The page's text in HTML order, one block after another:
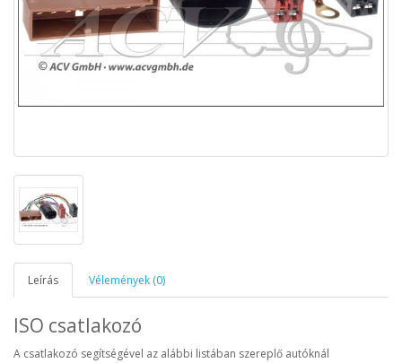
Leírás Vélemények (0)
ISO csatlakozó
A csatlakozó segítségével az alábbi listában szereplő autóknál